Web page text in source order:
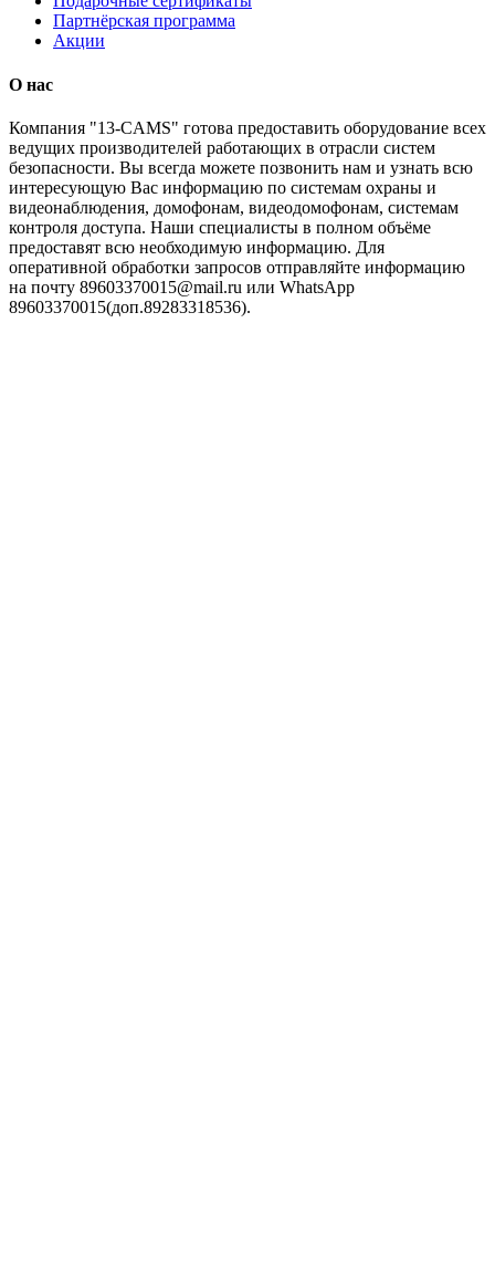
Партнёрская программа
Акции
O нас
Компания "13-CAMS" готова предоставить оборудование всех
ведущих производителей работающих в отрасли систем
безопасности. Вы всегда можете позвонить нам и узнать всю
интересующую Вас информацию по системам охраны и
видеонаблюдения, домофонам, видеодомофонам, системам
контроля доступа. Наши специалисты в полном объёме
предоставят всю необходимую информацию. Для
оперативной обработки запросов отправляйте информацию
на почту 89603370015@mail.ru или WhatsApp
89603370015(доп.89283318536).